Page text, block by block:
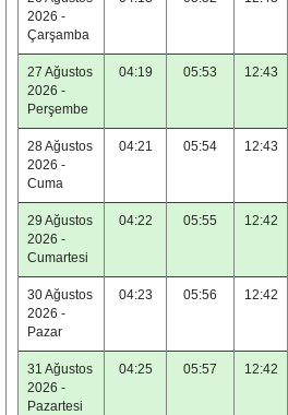
2026 -
Çarşamba
27 Ağustos
2026 -
Perşembe
04:19 05:53 12:43
28 Ağustos
2026 -
Cuma
04:21 05:54 12:43
29 Ağustos
2026 -
Cumartesi
04:22 05:55 12:42
30 Ağustos
2026 -
Pazar
04:23 05:56 12:42
31 Ağustos
2026 -
Pazartesi
04:25 05:57 12:42